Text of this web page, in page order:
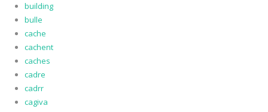
building
bulle
cache
cachent
caches
cadre
cadrr
cagiva